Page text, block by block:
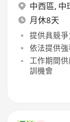
中西區, 中
月休8天
提供具競
依法提供
工作期間
訓機會